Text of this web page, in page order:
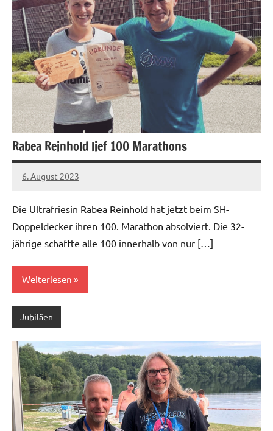
Rabea Reinhold lief 100 Marathons
6. August 2023
admin
Keine
Die Ultrafriesin Rabea Reinhold hat jetzt beim SH-
Doppeldecker ihren 100. Marathon absolviert. Die 32-
jährige schaffte alle 100 innerhalb von nur […]
Weiterlesen
Jubiläen